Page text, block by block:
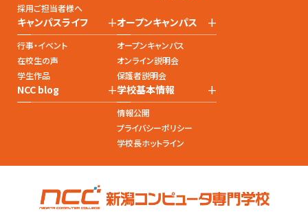
採用ご担当者様へ
キャンパスライフ +
行事・イベント
在校生の声
学生作品
オープンキャンパス +
オープンキャンパス
オンライン説明会
保護者説明会
NCC blog +学校基本情報 +
情報公開
プライバシーポリシー
学校長ホットライン